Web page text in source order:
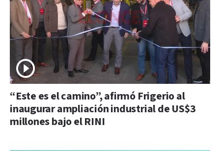
“Este es el camino”, afirmó Frigerio al
inaugurar ampliación industrial de US$3
millones bajo el RINI